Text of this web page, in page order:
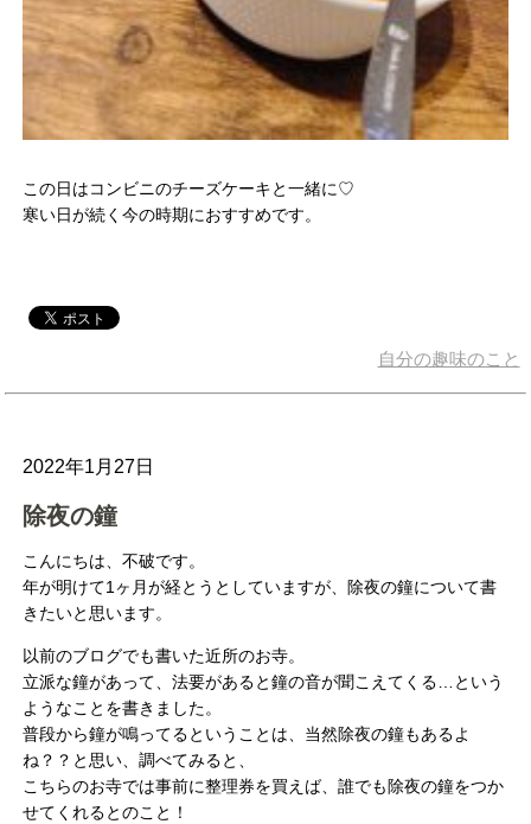
この日はコンビニのチーズケーキと一緒に♡
寒い日が続く今の時期におすすめです。
自分の趣味のこと
2022年1月27日
除夜の鐘
こんにちは、不破です。
年が明けて1ヶ月が経とうとしていますが、除夜の鐘について書
きたいと思います。
以前のブログでも書いた近所のお寺。
立派な鐘があって、法要があると鐘の音が聞こえてくる…という
ようなことを書きました。
普段から鐘が鳴ってるということは、当然除夜の鐘もあるよ
ね？？と思い、調べてみると、
こちらのお寺では事前に整理券を買えば、誰でも除夜の鐘をつか
せてくれるとのこと！